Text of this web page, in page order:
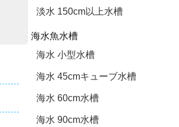
淡水 150cm以上水槽
海水魚水槽
海水 小型水槽
海水 45cmキューブ水槽
海水 60cm水槽
海水 90cm水槽